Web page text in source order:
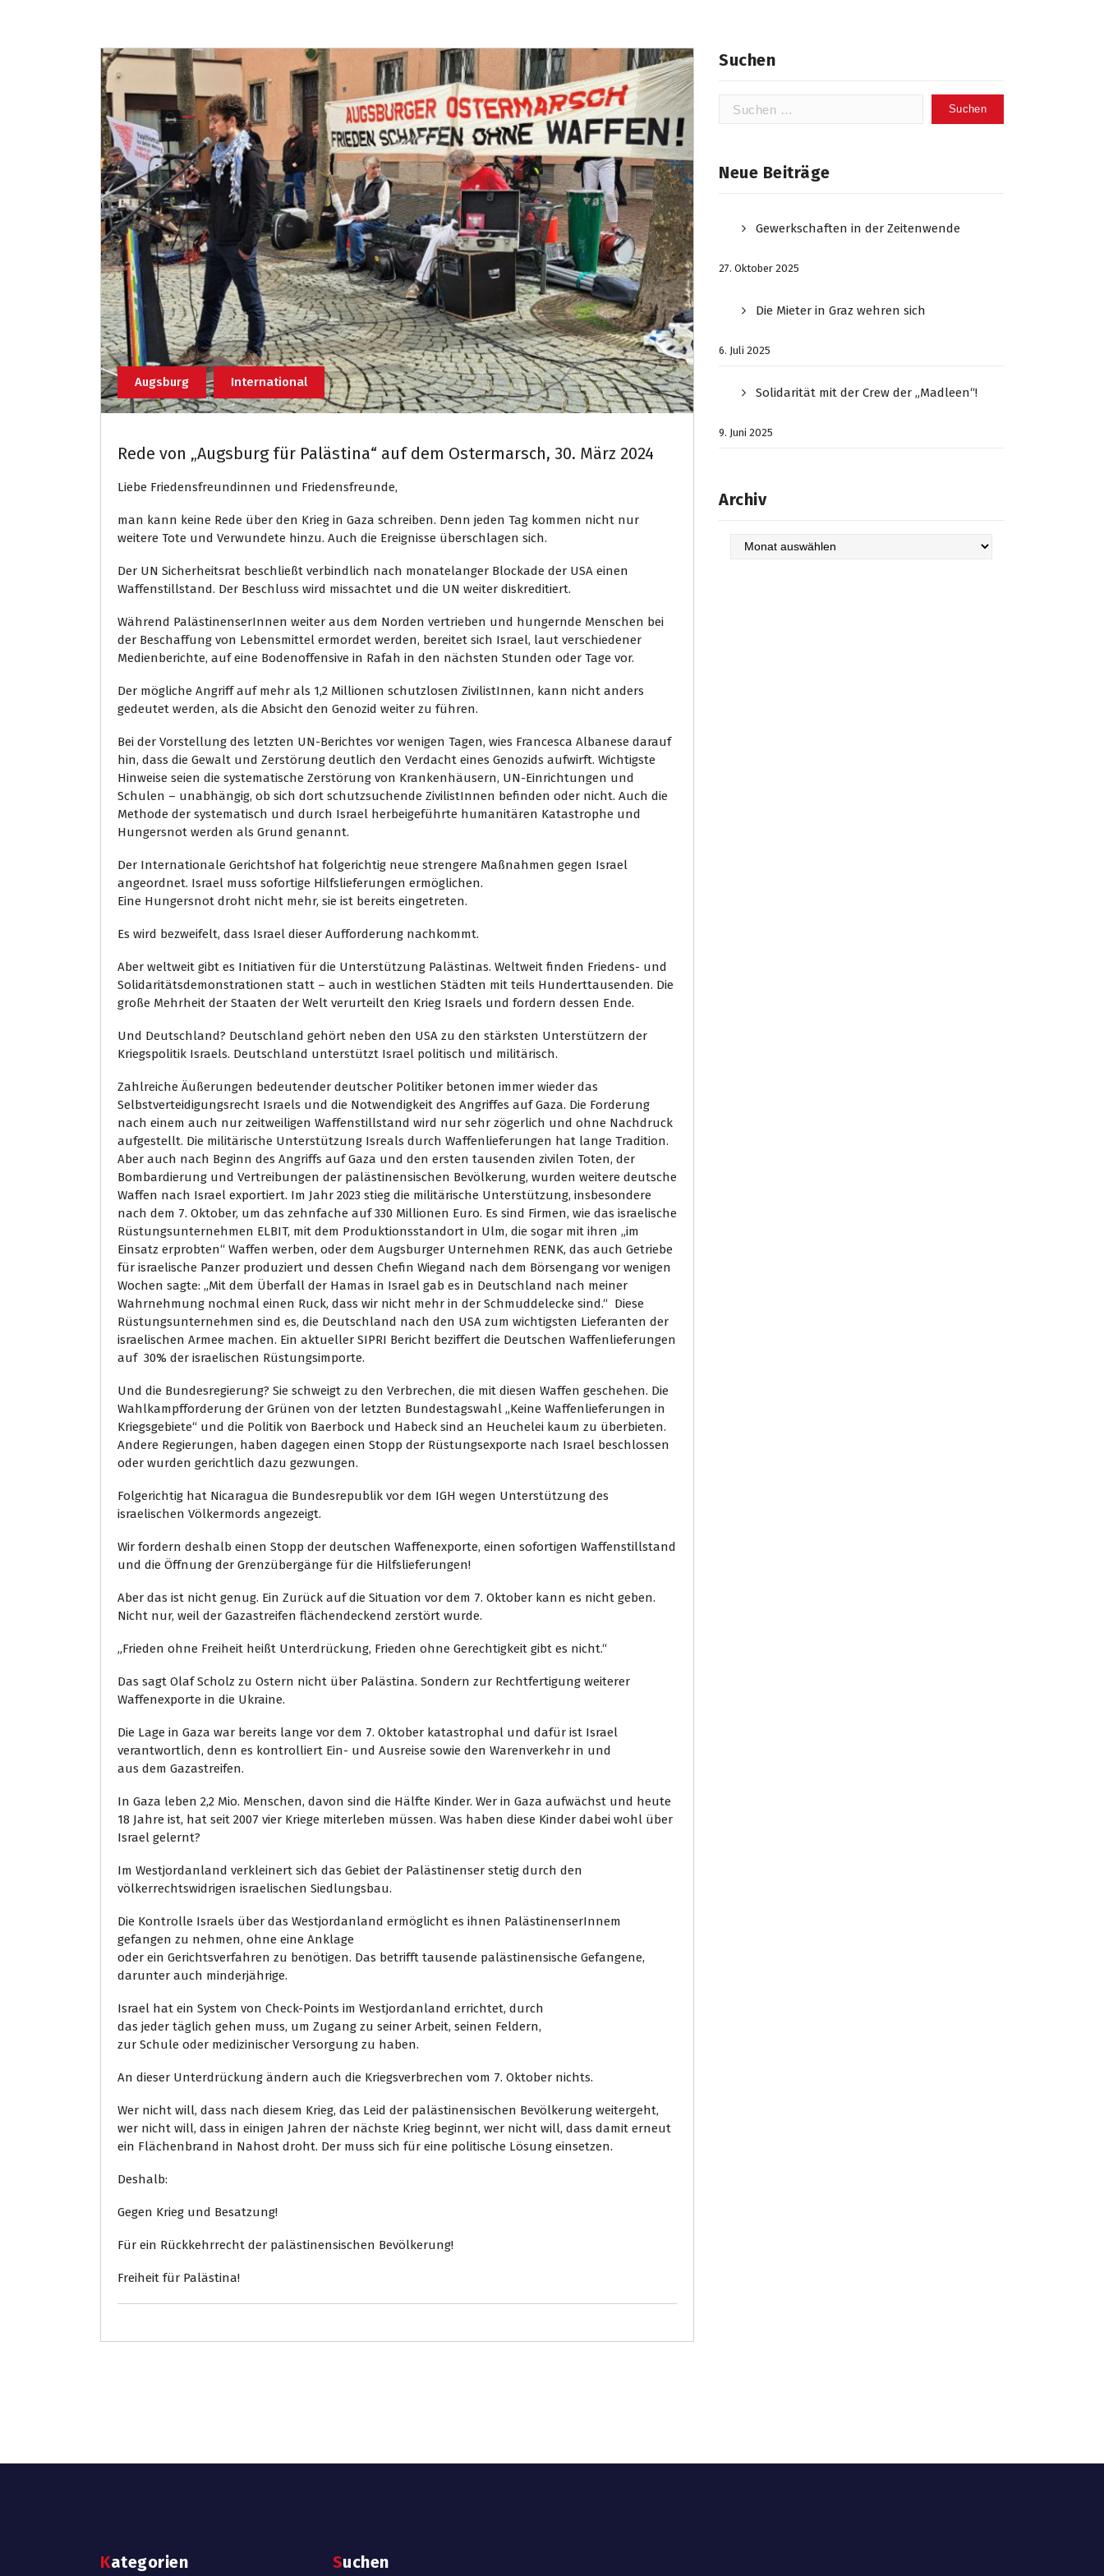
Augsburg International
Rede von „Augsburg für Palästina“ auf dem Ostermarsch, 30. März 2024
Liebe Friedensfreundinnen und Friedensfreunde,
man kann keine Rede über den Krieg in Gaza schreiben. Denn jeden Tag kommen nicht nur
weitere Tote und Verwundete hinzu. Auch die Ereignisse überschlagen sich.
Der UN Sicherheitsrat beschließt verbindlich nach monatelanger Blockade der USA einen
Waffenstillstand. Der Beschluss wird missachtet und die UN weiter diskreditiert.
Während PalästinenserInnen weiter aus dem Norden vertrieben und hungernde Menschen bei
der Beschaffung von Lebensmittel ermordet werden, bereitet sich Israel, laut verschiedener
Medienberichte, auf eine Bodenoffensive in Rafah in den nächsten Stunden oder Tage vor.
Der mögliche Angriff auf mehr als 1,2 Millionen schutzlosen ZivilistInnen, kann nicht anders
gedeutet werden, als die Absicht den Genozid weiter zu führen.
Bei der Vorstellung des letzten UN-Berichtes vor wenigen Tagen, wies Francesca Albanese darauf
hin, dass die Gewalt und Zerstörung deutlich den Verdacht eines Genozids aufwirft. Wichtigste
Hinweise seien die systematische Zerstörung von Krankenhäusern, UN-Einrichtungen und
Schulen – unabhängig, ob sich dort schutzsuchende ZivilistInnen befinden oder nicht. Auch die
Methode der systematisch und durch Israel herbeigeführte humanitären Katastrophe und
Hungersnot werden als Grund genannt.
Der Internationale Gerichtshof hat folgerichtig neue strengere Maßnahmen gegen Israel
angeordnet. Israel muss sofortige Hilfslieferungen ermöglichen.
Eine Hungersnot droht nicht mehr, sie ist bereits eingetreten.
Es wird bezweifelt, dass Israel dieser Aufforderung nachkommt.
Aber weltweit gibt es Initiativen für die Unterstützung Palästinas. Weltweit finden Friedens- und
Solidaritätsdemonstrationen statt – auch in westlichen Städten mit teils Hunderttausenden. Die
große Mehrheit der Staaten der Welt verurteilt den Krieg Israels und fordern dessen Ende.
Und Deutschland? Deutschland gehört neben den USA zu den stärksten Unterstützern der
Kriegspolitik Israels. Deutschland unterstützt Israel politisch und militärisch.
Zahlreiche Äußerungen bedeutender deutscher Politiker betonen immer wieder das
Selbstverteidigungsrecht Israels und die Notwendigkeit des Angriffes auf Gaza. Die Forderung
nach einem auch nur zeitweiligen Waffenstillstand wird nur sehr zögerlich und ohne Nachdruck
aufgestellt. Die militärische Unterstützung Isreals durch Waffenlieferungen hat lange Tradition.
Aber auch nach Beginn des Angriffs auf Gaza und den ersten tausenden zivilen Toten, der
Bombardierung und Vertreibungen der palästinensischen Bevölkerung, wurden weitere deutsche
Waffen nach Israel exportiert. Im Jahr 2023 stieg die militärische Unterstützung, insbesondere
nach dem 7. Oktober, um das zehnfache auf 330 Millionen Euro. Es sind Firmen, wie das israelische
Rüstungsunternehmen ELBIT, mit dem Produktionsstandort in Ulm, die sogar mit ihren „im
Einsatz erprobten“ Waffen werben, oder dem Augsburger Unternehmen RENK, das auch Getriebe
für israelische Panzer produziert und dessen Chefin Wiegand nach dem Börsengang vor wenigen
Wochen sagte: „Mit dem Überfall der Hamas in Israel gab es in Deutschland nach meiner
Wahrnehmung nochmal einen Ruck, dass wir nicht mehr in der Schmuddelecke sind.“ Diese
Rüstungsunternehmen sind es, die Deutschland nach den USA zum wichtigsten Lieferanten der
israelischen Armee machen. Ein aktueller SIPRI Bericht beziffert die Deutschen Waffenlieferungen
auf 30% der israelischen Rüstungsimporte.
Und die Bundesregierung? Sie schweigt zu den Verbrechen, die mit diesen Waffen geschehen. Die
Wahlkampfforderung der Grünen von der letzten Bundestagswahl „Keine Waffenlieferungen in
Kriegsgebiete“ und die Politik von Baerbock und Habeck sind an Heuchelei kaum zu überbieten.
Andere Regierungen, haben dagegen einen Stopp der Rüstungsexporte nach Israel beschlossen
oder wurden gerichtlich dazu gezwungen.
Folgerichtig hat Nicaragua die Bundesrepublik vor dem IGH wegen Unterstützung des
israelischen Völkermords angezeigt.
Wir fordern deshalb einen Stopp der deutschen Waffenexporte, einen sofortigen Waffenstillstand
und die Öffnung der Grenzübergänge für die Hilfslieferungen!
Aber das ist nicht genug. Ein Zurück auf die Situation vor dem 7. Oktober kann es nicht geben.
Nicht nur, weil der Gazastreifen flächendeckend zerstört wurde.
„Frieden ohne Freiheit heißt Unterdrückung, Frieden ohne Gerechtigkeit gibt es nicht.“
Das sagt Olaf Scholz zu Ostern nicht über Palästina. Sondern zur Rechtfertigung weiterer
Waffenexporte in die Ukraine.
Die Lage in Gaza war bereits lange vor dem 7. Oktober katastrophal und dafür ist Israel
verantwortlich, denn es kontrolliert Ein- und Ausreise sowie den Warenverkehr in und
aus dem Gazastreifen.
In Gaza leben 2,2 Mio. Menschen, davon sind die Hälfte Kinder. Wer in Gaza aufwächst und heute
18 Jahre ist, hat seit 2007 vier Kriege miterleben müssen. Was haben diese Kinder dabei wohl über
Israel gelernt?
Im Westjordanland verkleinert sich das Gebiet der Palästinenser stetig durch den
völkerrechtswidrigen israelischen Siedlungsbau.
Die Kontrolle Israels über das Westjordanland ermöglicht es ihnen PalästinenserInnem
gefangen zu nehmen, ohne eine Anklage
oder ein Gerichtsverfahren zu benötigen. Das betrifft tausende palästinensische Gefangene,
darunter auch minderjährige.
Israel hat ein System von Check-Points im Westjordanland errichtet, durch
das jeder täglich gehen muss, um Zugang zu seiner Arbeit, seinen Feldern,
zur Schule oder medizinischer Versorgung zu haben.
An dieser Unterdrückung ändern auch die Kriegsverbrechen vom 7. Oktober nichts.
Wer nicht will, dass nach diesem Krieg, das Leid der palästinensischen Bevölkerung weitergeht,
wer nicht will, dass in einigen Jahren der nächste Krieg beginnt, wer nicht will, dass damit erneut
ein Flächenbrand in Nahost droht. Der muss sich für eine politische Lösung einsetzen.
Deshalb:
Gegen Krieg und Besatzung!
Für ein Rückkehrrecht der palästinensischen Bevölkerung!
Freiheit für Palästina!
Suchen
Suchen
Neue Beiträge
Gewerkschaften in der Zeitenwende
27. Oktober 2025
Die Mieter in Graz wehren sich
6. Juli 2025
Solidarität mit der Crew der „Madleen“!
9. Juni 2025
Archiv
Archiv
Kategorien Suchen